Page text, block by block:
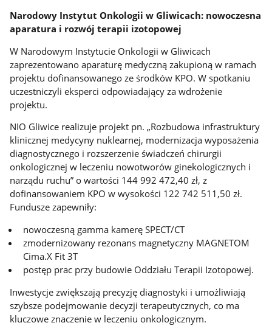
Narodowy Instytut Onkologii w Gliwicach: nowoczesna
aparatura i rozwój terapii izotopowej
W Narodowym Instytucie Onkologii w Gliwicach
zaprezentowano aparaturę medyczną zakupioną w ramach
projektu dofinansowanego ze środków KPO. W spotkaniu
uczestniczyli eksperci odpowiadający za wdrożenie
projektu.
NIO Gliwice realizuje projekt pn. „Rozbudowa infrastruktury
klinicznej medycyny nuklearnej, modernizacja wyposażenia
diagnostycznego i rozszerzenie świadczeń chirurgii
onkologicznej w leczeniu nowotworów ginekologicznych i
narządu ruchu” o wartości 144 992 472,40 zł, z
dofinansowaniem KPO w wysokości 122 742 511,50 zł.
Fundusze zapewniły:
nowoczesną gamma kamerę SPECT/CT
zmodernizowany rezonans magnetyczny MAGNETOM
Cima.X Fit 3T
postęp prac przy budowie Oddziału Terapii Izotopowej.
Inwestycje zwiększają precyzję diagnostyki i umożliwiają
szybsze podejmowanie decyzji terapeutycznych, co ma
kluczowe znaczenie w leczeniu onkologicznym.